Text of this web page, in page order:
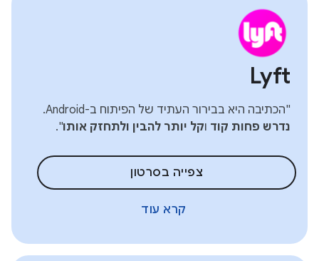
Lyft
"הכתיבה היא בבירור העתיד של הפיתוח ב-Android.
נדרש פחות קוד וקל יותר להבין ולתחזק אותו".
צפייה בסרטון
קרא עוד